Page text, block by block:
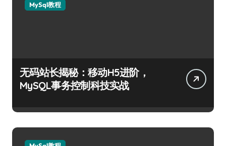
MySql教程
无码站长揭秘：移动H5进阶，
MySQL事务控制科技实战